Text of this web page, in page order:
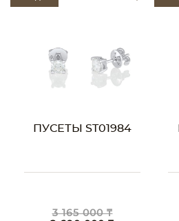
ПУСЕТЫ ST01984
3 165 000 ₸